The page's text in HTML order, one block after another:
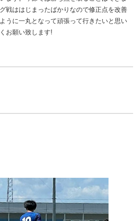
戦ははじまったばかりなので修正点を改善
うに一丸となって頑張って行きたいと思い
お願い致します!